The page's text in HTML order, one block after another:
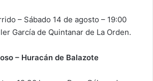
– Sábado 14 de agosto – 19:00
García de Quintanar de La Orden.
– Huracán de Balazote